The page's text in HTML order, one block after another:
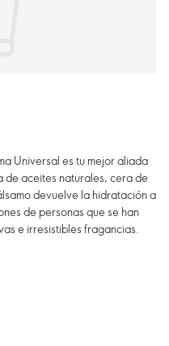
Universal es tu mejor aliada
de aceites naturales, cera de
devuelve la hidratación a
de personas que se han
e irresistibles fragancias.